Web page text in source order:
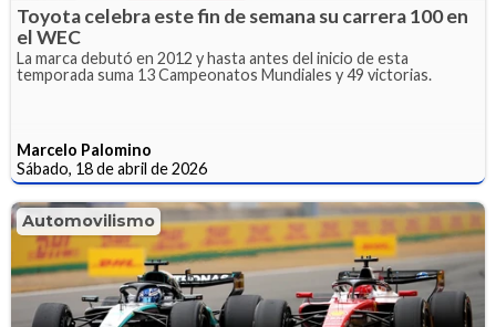
Toyota celebra este fin de semana su carrera 100 en
el WEC
La marca debutó en 2012 y hasta antes del inicio de esta
temporada suma 13 Campeonatos Mundiales y 49 victorias.
Marcelo Palomino
Sábado, 18 de abril de 2026
Automovilismo